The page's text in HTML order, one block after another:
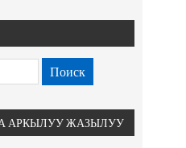
АРКЫЛУУ ЖАЗЫЛУУ